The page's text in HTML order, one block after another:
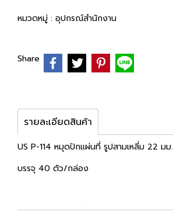
หมวดหมู่ : อุปกรณ์สำนักงาน
Share
รายละเอียดสินค้า
US P-114 หมุดปักแผ่นที่ รูปสามเหลี่ม 22 มม.
บรรจุ 40 ตัว/กล่อง